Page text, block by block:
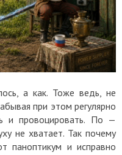
а как. Тоже ведь, не
при этом регулярно
и провоцировать. По —
не хватает. Так почему
паноптикум и исправно